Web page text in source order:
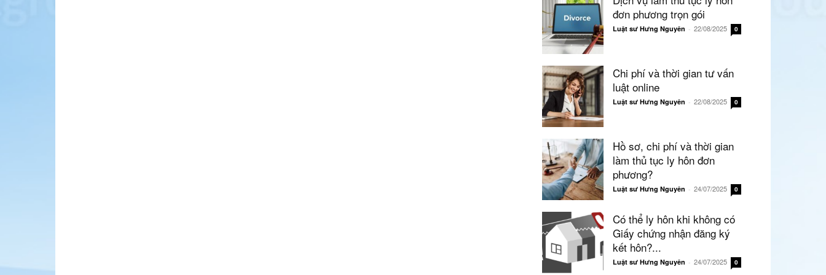
đơn phương trọn gói
Luật sư Hưng Nguyên - 22/08/2025 0
Chi phí và thời gian tư vấn
luật online
Luật sư Hưng Nguyên - 22/08/2025 0
Hồ sơ, chi phí và thời gian
làm thủ tục ly hôn đơn
phương?
Luật sư Hưng Nguyên - 24/07/2025 0
Có thể ly hôn khi không có
Giấy chứng nhận đăng ký
kết hôn?...
Luật sư Hưng Nguyên - 24/07/2025 0